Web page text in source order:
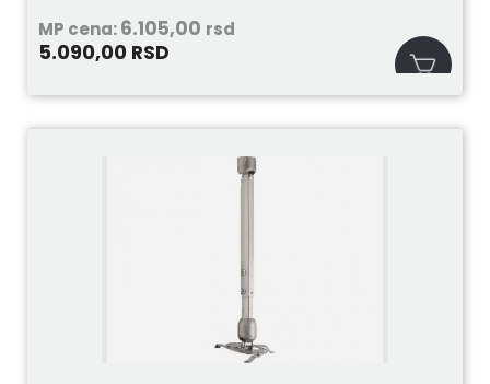
MP cena:6.105,00 rsd
5.090,00 RSD